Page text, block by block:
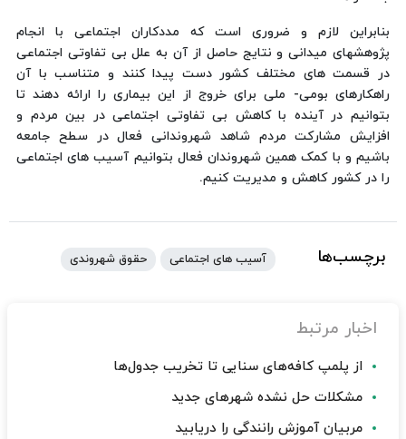
بنابراین لازم و ضروری است که مددکاران اجتماعی با انجام
پژوهشهای میدانی و نتایج حاصل از آن به علل بی تفاوتی اجتماعی
در قسمت های مختلف کشور دست پیدا کنند و متناسب با آن
راهکارهای بومی- ملی برای خروج از این بیماری را ارائه دهند تا
بتوانیم در آینده با کاهش بی تفاوتی اجتماعی در بین مردم و
افزایش مشارکت مردم شاهد شهروندانی فعال در سطح جامعه
باشیم و با کمک همین شهروندان فعال بتوانیم آسیب های اجتماعی
را در کشور کاهش و مدیریت کنیم.
برچسب‌ها آسیب های اجتماعی حقوق شهروندی
اخبار مرتبط
از پلمپ کافه‌های سنایی تا تخریب جدول‌ها
مشکلات حل نشده شهرهای جدید
مربیان آموزش رانندگی را دریابید